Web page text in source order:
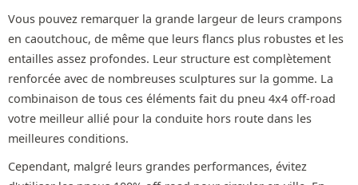
Vous pouvez remarquer la grande largeur de leurs crampons
en caoutchouc, de même que leurs flancs plus robustes et les
entailles assez profondes. Leur structure est complètement
renforcée avec de nombreuses sculptures sur la gomme. La
combinaison de tous ces éléments fait du pneu 4x4 off-road
votre meilleur allié pour la conduite hors route dans les
meilleures conditions.
Cependant, malgré leurs grandes performances, évitez